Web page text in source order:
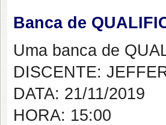
Banca de
Uma banca de
DISCENTE:
DATA: 21/11/2019
HORA: 15:00